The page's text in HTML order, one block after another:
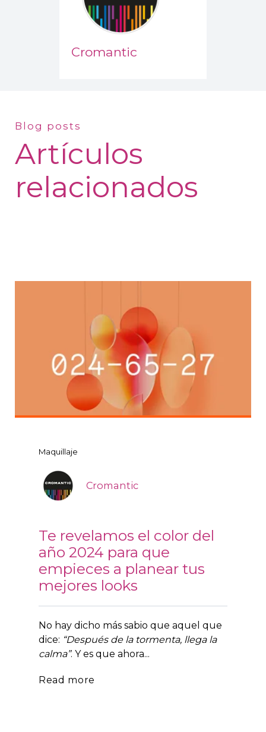
Cromantic
Blog posts
Artículos
relacionados
Maquillaje
Cromantic
Te revelamos el color del
año 2024 para que
empieces a planear tus
mejores looks
No hay dicho más sabio que aquel que
dice: “Después de la tormenta, llega la
calma”. Y es que ahora...
Read more